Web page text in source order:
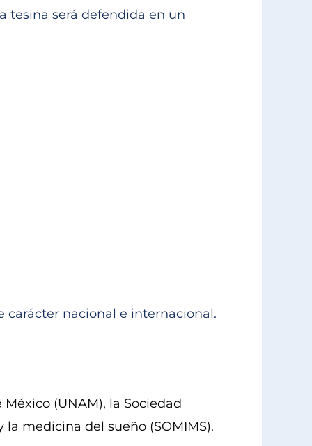
tesina será defendida en un
carácter nacional e internacional.
(UNAM), la Sociedad
medicina del sueño (SOMIMS).